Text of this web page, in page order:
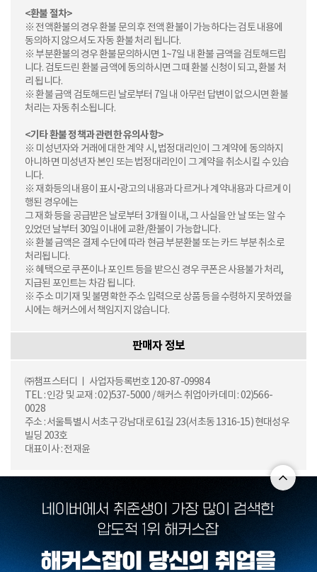
<환불 절차>
※ 전액환불의 경우 환불 문의 후 전액 환불이 가능하다는 검토 내용에
동의하지 않으셔도 자동 환불 처리 됩니다.
※ 부분환불의 경우 환불문의하시면 1~7일 내 환불 금액을 검토해드립
니다. 검토드린 환불 금액에 동의하시면 그때 환불 신청이 되고, 환불 처
리 됩니다.
※ 환불 금액 검토해드린 날로부터 7일 내 아무런 답변이 없으시면 환불
처리는 자동 취소됩니다.
<기타 환불 정책과 관련한 유의사항>
※ 미성년자와 거래에 대한 계약 시, 법정대리인이 그 계약에 동의하지
아니하면 미성년자 본인 또는 법정대리인이 그 계약을 취소시킬 수 있습
니다.
※ 재화등의 내용이 표시•광고의 내용과 다르거나 계약내용과 다르게 이
행된 경우에는
그 재화 등을 공급받은 날로부터 3개월 이내, 그 사실을 안 날 또는 알 수
있었던 날부터 30일 이내에 교환/환불이 가능합니다.
※ 환불 금액은 결제 수단에 따라 현금 부분환불 또는 카드 부분 취소로
처리됩니다.
※ 혜택으로 쿠폰이나 포인트 등을 받으신 경우 쿠폰은 사용불가 처리,
지급된 포인트는 차감 됩니다.
※ 주소 미기재 및 불명확한 주소 입력으로 상품 등을 수령하지 못하였을
시에는 해커스에서 책임지지 않습니다.
판매자 정보
㈜챔프스터디 ㅣ 사업자등록번호 120-87-09984
TEL : 인강 및 교재 : 02)537-5000 / 해커스 취업아카데미 : 02)566-
0028
주소 : 서울특별시 서초구 강남대로 61길 23(서초동 1316-15) 현대성우
빌딩 203호
대표이사 : 전재윤